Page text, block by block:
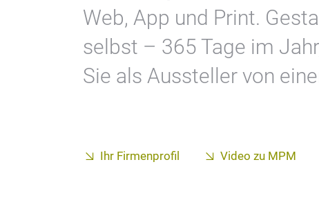
Web, App und Print.
selbst – 365 Tage im
Sie als Aussteller von
Ihr Firmenprofil Video zu MPM